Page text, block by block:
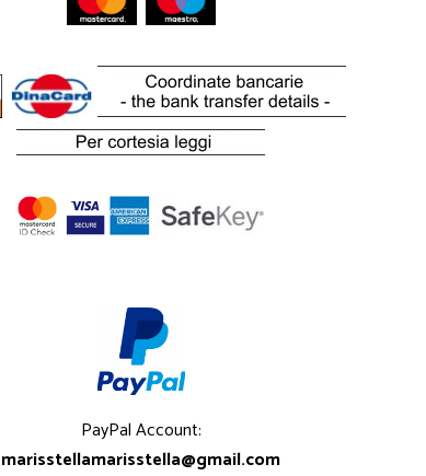
PayPal Account:
marisstellamarisstella@gmail.com